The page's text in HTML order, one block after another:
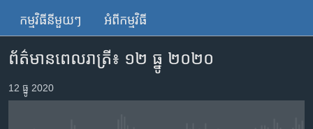
ទំព័រ​
ព័ត៌មាន​​
តែ​
ម្តង
ចិន
ហេឡូវីអូអេ
កម្ពុជាច្នៃប្រតិដ្ឋ
SUBSCRIBE
YouTube Music
កម្មវិធី​នីមួយៗ អំពី​កម្មវិធី​
ព័ត៌មានពេលរាត្រី៖ ១២ ធ្នូ ២០២០
12 ធ្នូ 2020